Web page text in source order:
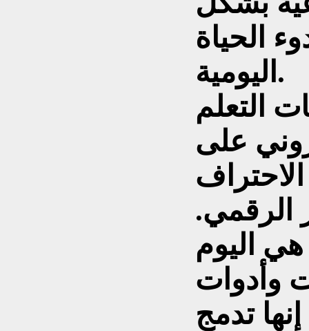
الحياة
اليومية.
التعلم
على
الرقمي.
هي اليوم
وأدوات
تدمج